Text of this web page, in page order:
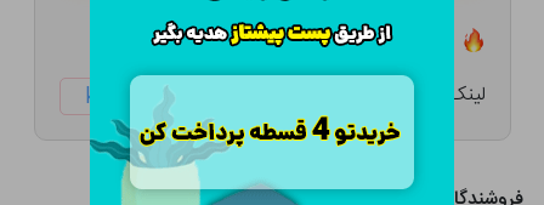
لینک کوتاه: ketabtala.com/sbp-52333